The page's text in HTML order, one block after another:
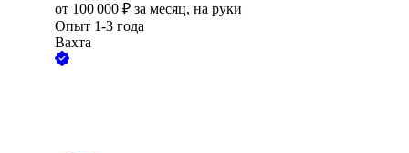
от 100 000 ₽ за месяц, на руки
Опыт 1-3 года
Вахта